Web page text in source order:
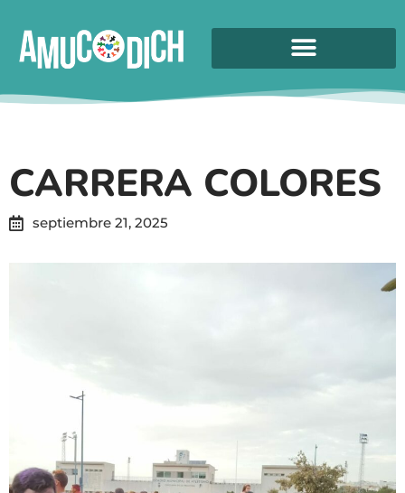
CARRERA COLORES
septiembre 21, 2025